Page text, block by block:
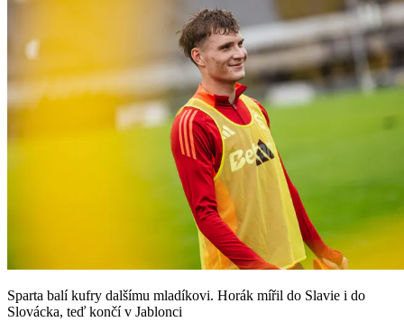
Sparta balí kufry dalšímu mladíkovi. Horák mířil do Slavie i do
Slovácka, teď končí v Jablonci